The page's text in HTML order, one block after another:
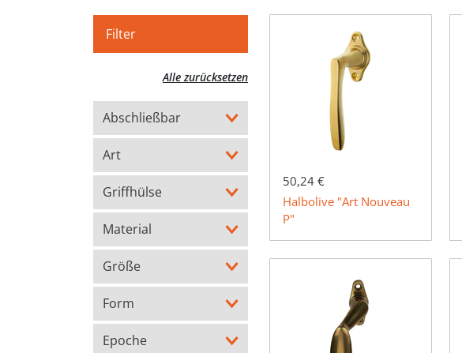
Filter
Alle zurücksetzen
Abschließbar
Art
Griffhülse
Material
Größe
Form
Epoche
50,24 €
Halbolive "Art Nouveau
P"